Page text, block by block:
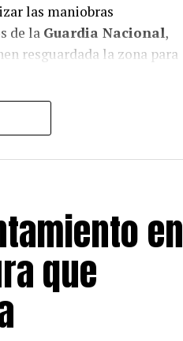
las maniobras
de la Guardia Nacional,
resguardada la zona para
de la instalación ilegal.
en
que